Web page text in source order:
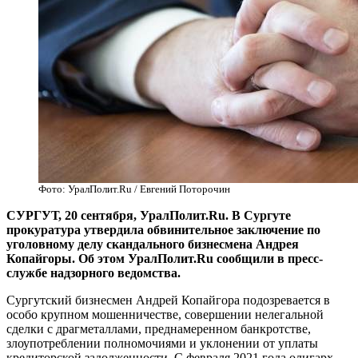
Фото: УралПолит.Ru / Евгений Поторочин
​СУРГУТ, 20 сентября, УралПолит.Ru. В Сургуте
прокуратура утвердила обвинительное заключение по
уголовному делу скандального бизнесмена Андрея
Копайгоры. Об этом УралПолит.Ru сообщили в пресс-
службе надзорного ведомства.
Сургутский бизнесмен Андрей Копайгора подозревается в
особо крупном мошенничестве, совершении нелегальной
сделки с драгметаллами, преднамеренном банкротстве,
злоупотреблении полномочиями и уклонении от уплаты